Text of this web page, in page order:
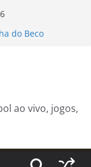
do Beco
assistir aos
no fim de
e DJ Black neste
ocorrido com o
ao vivo, jogos,